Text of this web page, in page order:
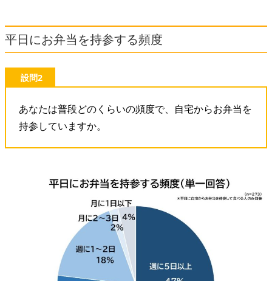
平日にお弁当を持参する頻度
設問2
あなたは普段どのくらいの頻度で、自宅からお弁当を
持参していますか。